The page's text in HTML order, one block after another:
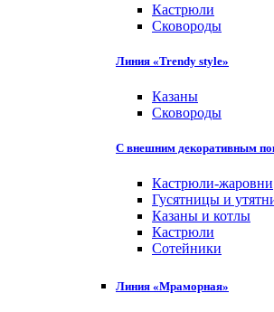
Кастрюли
Сковороды
Линия «Trendy style»
Казаны
Сковороды
С внешним декоративным
Кастрюли-жаровни
Гусятницы и
Казаны и котлы
Кастрюли
Сотейники
Линия «Мраморная»